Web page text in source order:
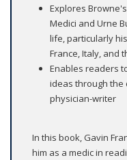
Explores
Medici and Urne
life, particularly
France, Italy, and
Enables readers
ideas through the
physician-writer
In this book, Gavin
him as a medic in